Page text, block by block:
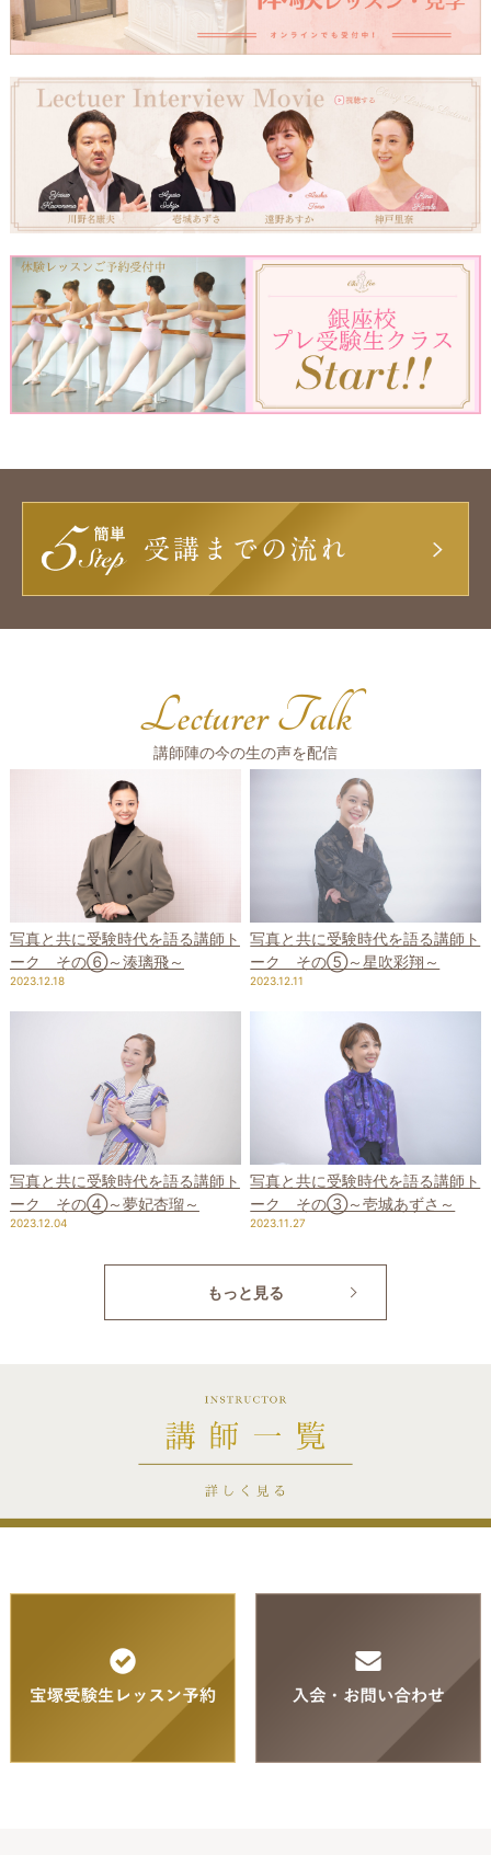
Lecturer Talk
講師陣の今の生の声を配信
写真と共に受験時代を語る講師ト
ーク その⑥～湊璃飛～
2023.12.18
写真と共に受験時代を語る講師ト
ーク その⑤～星吹彩翔～
2023.12.11
写真と共に受験時代を語る講師ト
ーク その④～夢妃杏瑠～
2023.12.04
写真と共に受験時代を語る講師ト
ーク その③～壱城あずさ～
2023.11.27
もっと見る